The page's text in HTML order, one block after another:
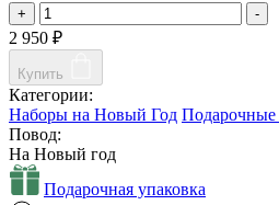
+ -
2 950 ₽
Купить
Категории:
Наборы на Новый Год
Повод:
На Новый год
Подарочная упаковка